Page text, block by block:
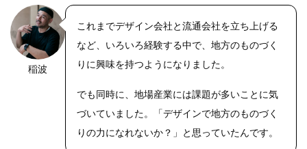
https://riseph
稲波
これまでデザイン会社と流通会社を立ち上げる
など、いろいろ経験する中で、地方のものづく
りに興味を持つようになりました。
でも同時に、地場産業には課題が多いことに気
づいていました。「デザインで地方のものづく
りの力になれないか？」と思っていたんです。